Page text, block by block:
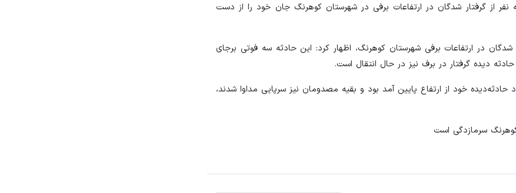
از گرفتار شدگان در ارتفاعات برفی در شهرستان کوهرنگ جان خود را از دست
در ارتفاعات برفی شهرستان کوهرنگ، اظهار کرد: این حادثه سه فوتی برجای
دیده گرفتار در برف نیز در حال انتقال است.
خود از ارتفاع پایین آمد بود و بقیه مصدومان نیز سرپایی مداوا شدند،
سرمازدگی است